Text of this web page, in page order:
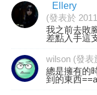
Ellery
(發表於
我之前去敗
差點入手這
wilson (發表
總是擁有的
到的東西==a